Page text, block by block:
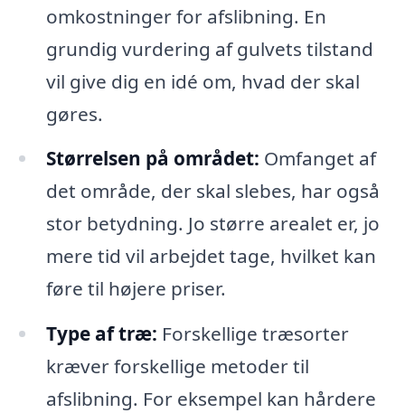
omkostninger for afslibning. En
grundig vurdering af gulvets tilstand
vil give dig en idé om, hvad der skal
gøres.
Størrelsen på området: Omfanget af
det område, der skal slebes, har også
stor betydning. Jo større arealet er, jo
mere tid vil arbejdet tage, hvilket kan
føre til højere priser.
Type af træ: Forskellige træsorter
kræver forskellige metoder til
afslibning. For eksempel kan hårdere